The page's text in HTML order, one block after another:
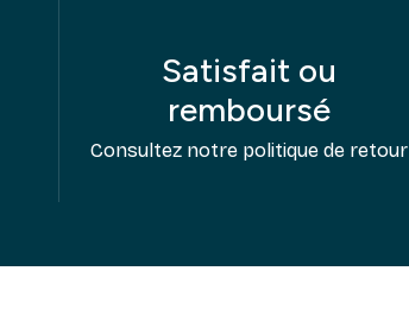
Satisfait ou
remboursé
Consultez notre politique de retour